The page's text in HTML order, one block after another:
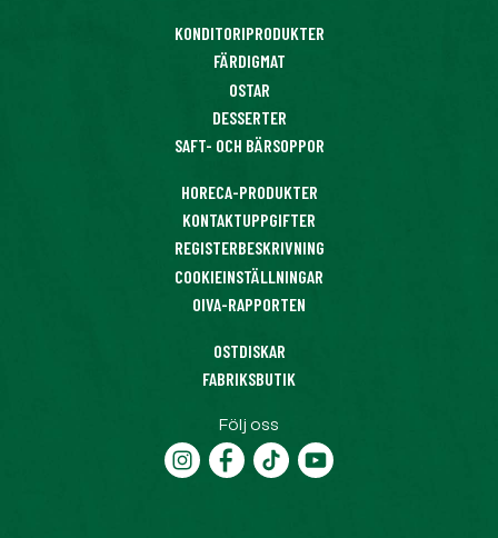
KONDITORIPRODUKTER
FÄRDIGMAT
OSTAR
DESSERTER
SAFT- OCH BÄRSOPPOR
HORECA-PRODUKTER
KONTAKTUPPGIFTER
REGISTERBESKRIVNING
COOKIEINSTÄLLNINGAR
OIVA-RAPPORTEN
OSTDISKAR
FABRIKSBUTIK
Följ oss